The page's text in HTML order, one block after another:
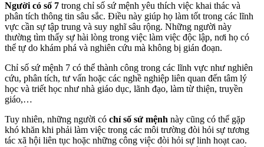
Người có số 7 trong chỉ số sứ mệnh yêu thích việc khai thác và
phân tích thông tin sâu sắc. Điều này giúp họ làm tốt trong các lĩnh
vực cần sự tập trung và suy nghĩ sâu rộng. Những người này
thường tìm thấy sự hài lòng trong việc làm việc độc lập, nơi họ có
thể tự do khám phá và nghiên cứu mà không bị gián đoạn.
Chỉ số sứ mệnh 7 có thể thành công trong các lĩnh vực như nghiên
cứu, phân tích, tư vấn hoặc các nghề nghiệp liên quan đến tâm lý
học và triết học như nhà giáo dục, lãnh đạo, làm từ thiện, truyền
giáo,…
Tuy nhiên, những người có chỉ số sứ mệnh này cũng có thể gặp
khó khăn khi phải làm việc trong các môi trường đòi hỏi sự tương
tác xã hội liên tục hoặc những công việc đòi hỏi sự linh hoạt cao.